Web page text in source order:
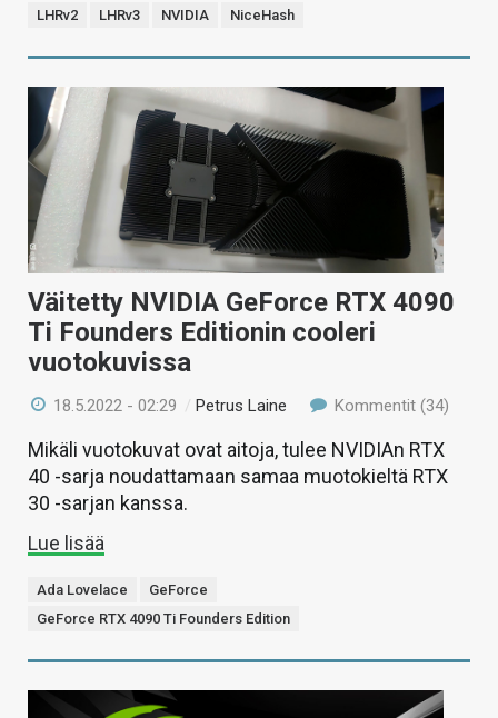
LHRv2
LHRv3 NVIDIA NiceHash
Väitetty NVIDIA GeForce RTX 4090
Ti Founders Editionin cooleri
vuotokuvissa
18.5.2022 - 02:29 /Petrus Laine Kommentit (34)
Mikäli vuotokuvat ovat aitoja, tulee NVIDIAn RTX
40 -sarja noudattamaan samaa muotokieltä RTX
30 -sarjan kanssa.
Lue lisää
Ada Lovelace
GeForce
GeForce RTX 4090 Ti Founders Edition